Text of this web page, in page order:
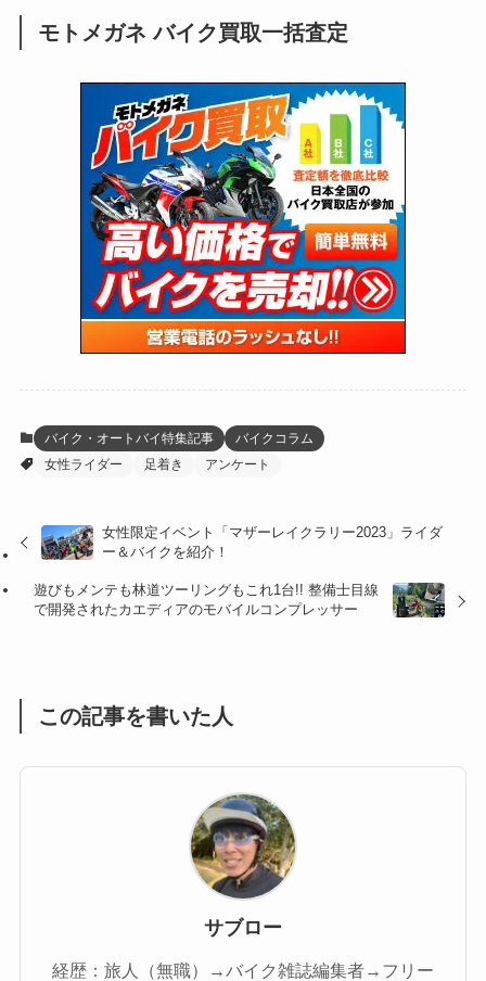
(31)
(51)
(34)
(5)
(12)
(63)
(109)
(24)
(16)
(25)
(24)
(47)
(15)
(5)
(64)
(16)
(62)
(4)
(6)
(17)
(5)
(27)
(249)
(12)
(131)
(38)
(131)
(167)
(85)
(21)
(61)
(171)
(98)
(13)
(60)
(274)
(171)
(38)
(47)
(59)
(41)
(47)
(1)
(66)
(16)
(141)
(254)
(204)
(1,139)
(166)
(23)
(33)
(34)
(35)
(41)
(415)
(16)
(137)
(72)
(2,743)
(126)
(170)
(171)
(118)
(27)
(1,605)
(147)
(13)
(19)
(12)
(16)
(4)
(16)
(1)
モトメガネ バイク買取一括査定
バイク・オートバイ特集記事
バイクコラム
女性ライダー
足着き アンケート
女性限定イベント「マザーレイクラリー2023」ライダ
ー＆バイクを紹介！
遊びもメンテも林道ツーリングもこれ1台!! 整備士目線
で開発されたカエディアのモバイルコンプレッサー
この記事を書いた人
サブロー
経歴：旅人（無職）→バイク雑誌編集者→フリー